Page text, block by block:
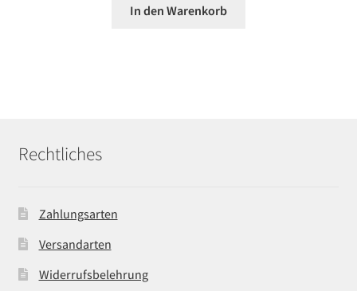
In den Warenkorb
Rechtliches
Zahlungsarten
Versandarten
Widerrufsbelehrung